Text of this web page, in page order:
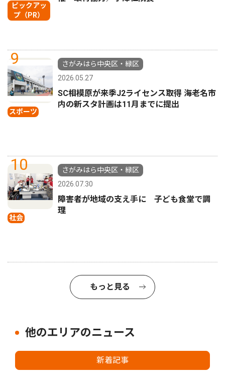
ピックアッ
プ（PR）
9
スポーツ
さがみはら中央区・緑区
2026.05.27
SC相模原が来季J2ライセンス取得 海老名市
内の新スタ計画は11月までに提出
10
社会
さがみはら中央区・緑区
2026.07.30
障害者が地域の支え手に 子ども食堂で調
理
もっと見る
他のエリアのニュース
新着記事